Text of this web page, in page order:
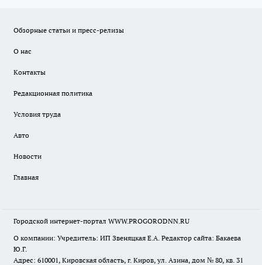
Обзорные статьи и пресс-релизы
О нас
Контакты
Редакционная политика
Условия труда
Авто
Новости
Главная
Городской интернет-портал WWW.PROGORODNN.RU
О компании: Учредитель: ИП Звеняцкая Е.А. Редактор сайта: Бакаева
Ю.Г.
Адрес: 610001, Кировская область, г. Киров, ул. Азина, дом № 80, кв. 31